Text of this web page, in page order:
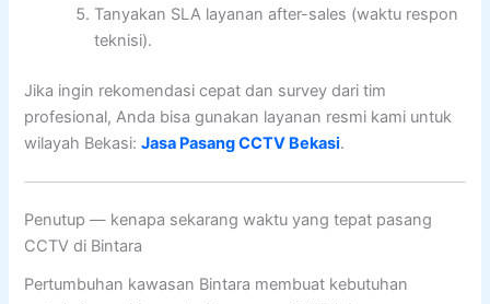
Tanyakan SLA layanan after-sales (waktu respon
teknisi).
Jika ingin rekomendasi cepat dan survey dari tim
profesional, Anda bisa gunakan layanan resmi kami untuk
wilayah Bekasi:Jasa Pasang CCTV Bekasi.
Penutup — kenapa sekarang waktu yang tepat pasang
CCTV di Bintara
Pertumbuhan kawasan Bintara membuat kebutuhan